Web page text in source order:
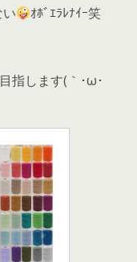
ｵﾎﾞｴﾗﾚﾅｲｰ笑
指します(｀･ω･